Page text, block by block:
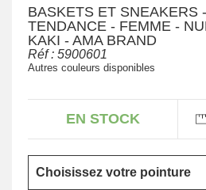
BASKETS ET SNEAKERS -
TENDANCE - FEMME -
KAKI - AMA BRAND
Réf : 5900601
Autres couleurs disponibles
EN STOCK